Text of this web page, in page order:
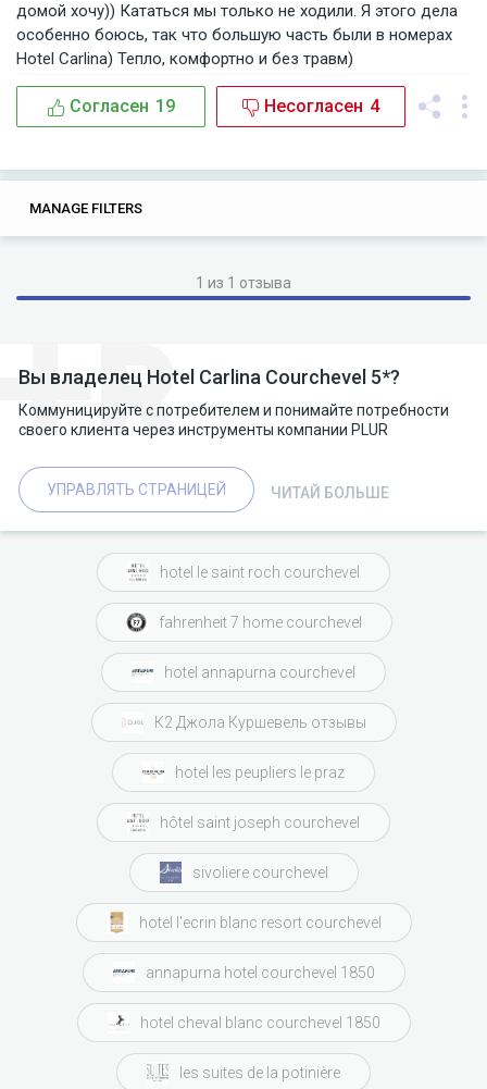
домой хочу)) Кататься мы только не ходили. Я этого дела
особенно боюсь, так что большую часть были в номерах
Hotel Carlina) Тепло, комфортно и без травм)
Согласен 19 Несогласен 4
TAGS 0
MANAGE FILTERS
1 из 1 отзыва
Вы владелец Hotel Carlina Courchevel 5*?
Коммуницируйте с потребителем и понимайте потребности
своего клиента через инструменты компании PLUR
УПРАВЛЯТЬ СТРАНИЦЕЙ ЧИТАЙ БОЛЬШЕ
hotel le saint roch courchevel
fahrenheit 7 home courchevel
hotel annapurna courchevel
К2 Джола Куршевель отзывы
hotel les peupliers le praz
hôtel saint joseph courchevel
sivoliere courchevel
hotel l'ecrin blanc resort courchevel
annapurna hotel courchevel 1850
hotel cheval blanc courchevel 1850
les suites de la potinière